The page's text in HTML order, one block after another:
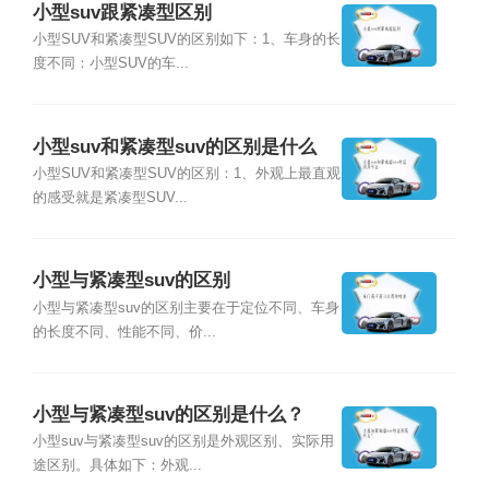
小型suv跟紧凑型区别
小型SUV和紧凑型SUV的区别如下：1、车身的长
度不同：小型SUV的车...
小型suv和紧凑型suv的区别是什么
小型SUV和紧凑型SUV的区别：1、外观上最直观
的感受就是紧凑型SUV...
小型与紧凑型suv的区别
小型与紧凑型suv的区别主要在于定位不同、车身
的长度不同、性能不同、价...
小型与紧凑型suv的区别是什么？
小型suv与紧凑型suv的区别是外观区别、实际用
途区别。具体如下：外观...